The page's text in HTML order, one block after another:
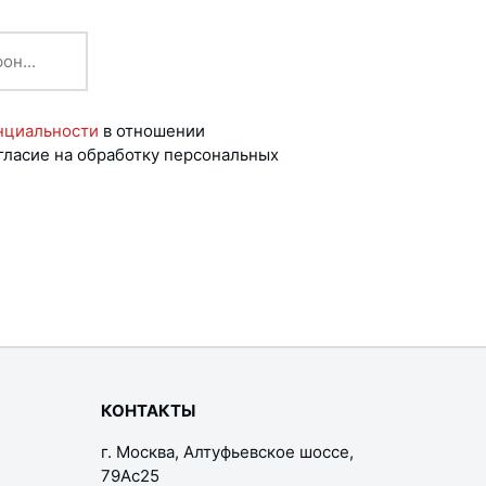
в отношении
на обработку персональных
КОНТАКТЫ
г. Москва, Алтуфьевское шоссе,
79Ас25